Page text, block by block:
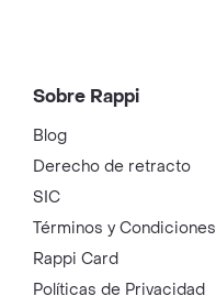
Sobre Rappi
Blog
Derecho de retracto
SIC
Términos y Condiciones
Rappi Card
Políticas de Privacidad